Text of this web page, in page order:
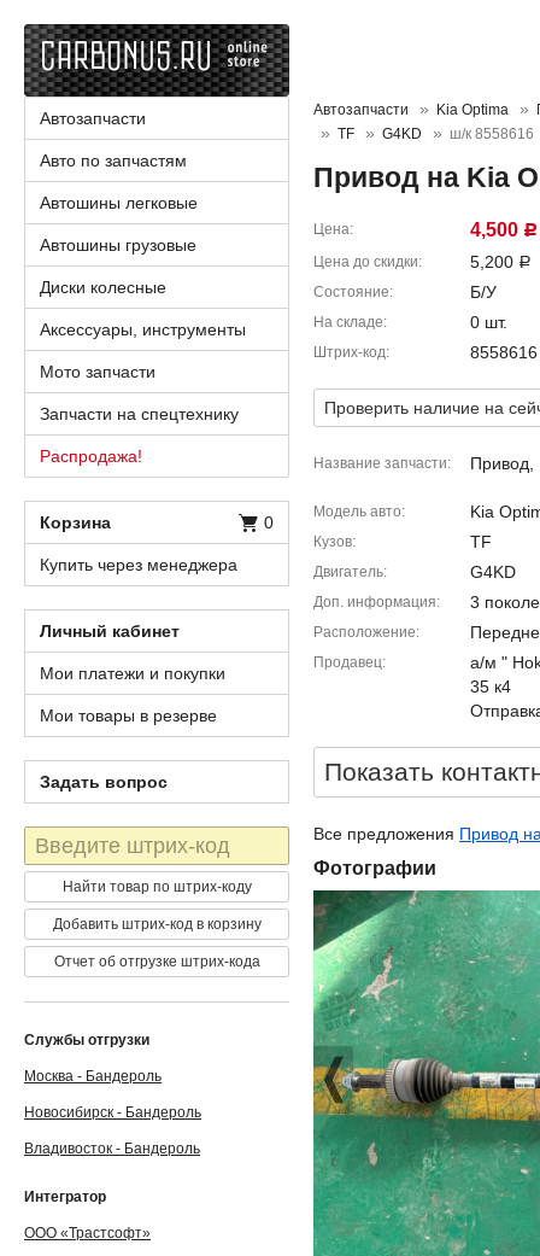
Автозапчасти Kia Optima
TF
G4KD ш/к 8558616
Привод на Kia
Цена 4,500 Р
Цена до скидки 5,200 Р
Состояние Б/У
На складе 0 шт.
Штрих-код 8558616
Проверить наличие на
Название запчасти Привод,
Модель авто Kia
Кузов TF
Двигатель G4KD
Доп. информация 3
Расположение
Продавец
а/м "
35 к4
Показать
Все предложения Привод
Фотографии
Автозапчасти
Авто по запчастям
Автошины легковые
Автошины грузовые
Диски колесные
Аксессуары, инструменты
Мото запчасти
Запчасти на спецтехнику
Распродажа!
Корзина 0
Купить через менеджера
Личный кабинет
Мои платежи и покупки
Мои товары в резерве
Задать вопрос
Штрих-
код
Найти товар по штрих-коду
Добавить штрих-код в корзину
Отчет об отгрузке штрих-кода
Службы отгрузки
Москва - Бандероль
Новосибирск - Бандероль
Владивосток - Бандероль
Интегратор
ООО «Трастсофт»